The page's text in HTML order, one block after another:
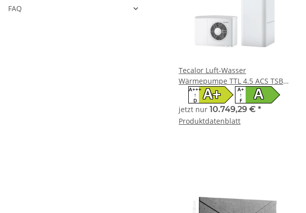
Tecalor Luft-Wasser
Wärmepumpe TTL 4.5 ACS TSBC
Set
A+
A+++
↑
D A
A+
↑
F
jetzt nur 10.749,29 € *
Produktdatenblatt
FAQ